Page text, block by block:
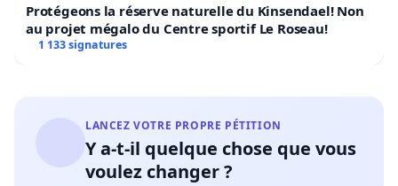
Protégeons la réserve naturelle du Kinsendael! Non
au projet mégalo du Centre sportif Le Roseau!
1 133 signatures
LANCEZ VOTRE PROPRE PÉTITION
Y a-t-il quelque chose que vous
voulez changer ?